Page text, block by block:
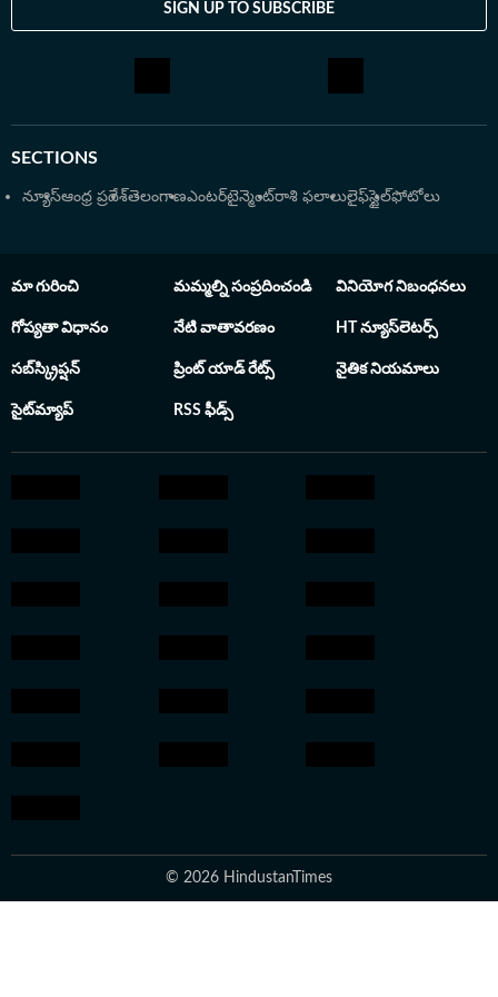
SIGN UP TO SUBSCRIBE
SECTIONS
న్యూస్ఆంధ్ర ప్రదేశ్తెలంగాణఎంటర్‌టైన్మెంట్రాశి ఫలాలులైఫ్‌స్టైల్ఫోటోలు
మా గురించి మమ్మల్ని సంప్రదించండి వినియోగ నిబంధనలు
గోప్యతా విధానం నేటి వాతావరణం HT న్యూస్‌లెటర్స్
సబ్‌స్క్రిప్షన్ ప్రింట్ యాడ్ రేట్స్ నైతిక నియమాలు
సైట్‌మ్యాప్ RSS ఫీడ్స్
© 2026 HindustanTimes